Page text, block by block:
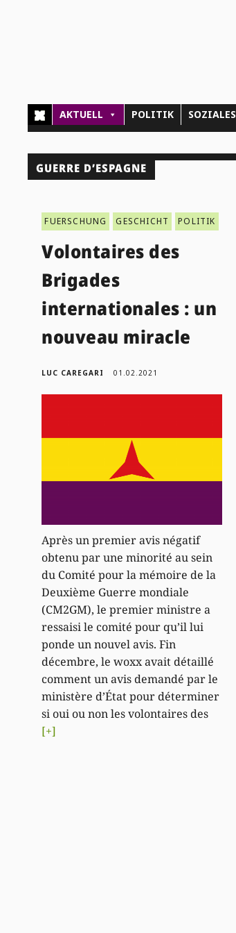
AKTUELL POLITIK SOZIALES
GUERRE D’ESPAGNE
FUERSCHUNG GESCHICHT POLITIK
Volontaires des
Brigades
internationales : un
nouveau miracle
LUC CAREGARI 01.02.2021
Après un premier avis négatif
obtenu par une minorité au sein
du Comité pour la mémoire de la
Deuxième Guerre mondiale
(CM2GM), le premier ministre a
ressaisi le comité pour qu’il lui
ponde un nouvel avis. Fin
décembre, le woxx avait détaillé
comment un avis demandé par le
ministère d’État pour déterminer
si oui ou non les volontaires des
[+]